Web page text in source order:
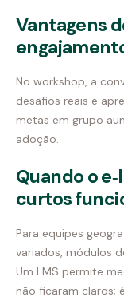
Vantagens
No workshop, a
desafios reais e
metas em grupo
adoção.
Quando o
curtos
Para equipes
variados, módulos
Um LMS permite
não ficaram claros;